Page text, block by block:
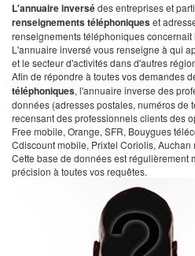
L'annuaire inversédes entreprises et
renseignements téléphoniqueset
renseignements téléphoniques concernait
L'annuaire inversé vous renseigne à qui
et le secteur d'activités dans d'autres
Afin de répondre à toutes vos demandes
téléphoniques, l'annuaire inverse des
données (adresses postales, numéros de
recensant des professionnels clients des
Free mobile, Orange, SFR, Bouygues
Cdiscount mobile, Prixtel Coriolis, Auchan
Cette base de données est régulièrement
précision à toutes vos requêtes.